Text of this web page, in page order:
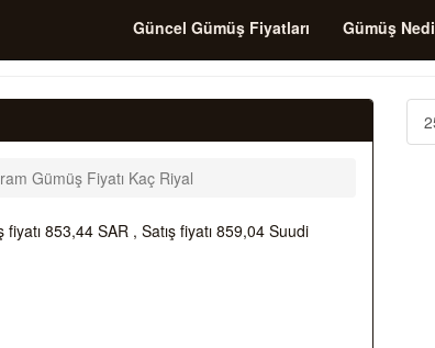
Güncel Gümüş Fiyatları Gümüş
Gümüş Fiyatı Kaç Riyal
853,44 SAR , Satış fiyatı 859,04 Suudi